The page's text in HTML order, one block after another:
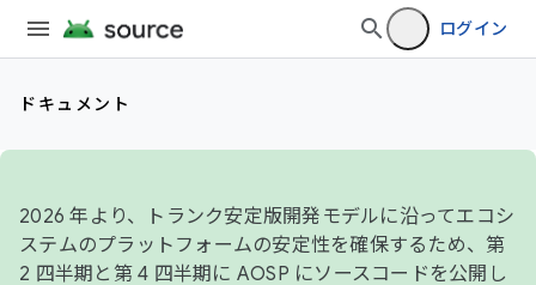
ログイン
ドキュメント
2026 年より、トランク安定版開発モデルに沿ってエコシ
ステムのプラットフォームの安定性を確保するため、第
2 四半期と第 4 四半期に AOSP にソースコードを公開し